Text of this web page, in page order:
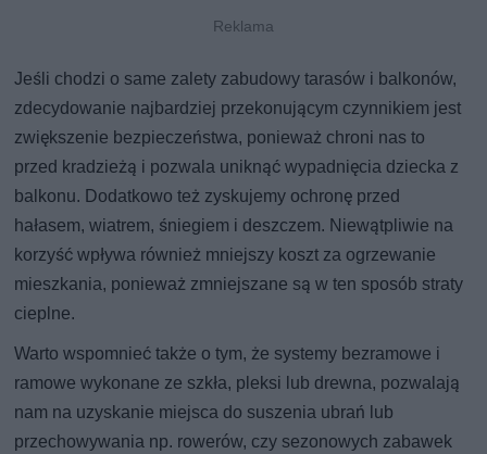
Jeśli chodzi o same zalety zabudowy tarasów i balkonów,
zdecydowanie najbardziej przekonującym czynnikiem jest
zwiększenie bezpieczeństwa, ponieważ chroni nas to
przed kradzieżą i pozwala uniknąć wypadnięcia dziecka z
balkonu. Dodatkowo też zyskujemy ochronę przed
hałasem, wiatrem, śniegiem i deszczem. Niewątpliwie na
korzyść wpływa również mniejszy koszt za ogrzewanie
mieszkania, ponieważ zmniejszane są w ten sposób straty
cieplne.
Warto wspomnieć także o tym, że systemy bezramowe i
ramowe wykonane ze szkła, pleksi lub drewna, pozwalają
nam na uzyskanie miejsca do suszenia ubrań lub
przechowywania np. rowerów, czy sezonowych zabawek